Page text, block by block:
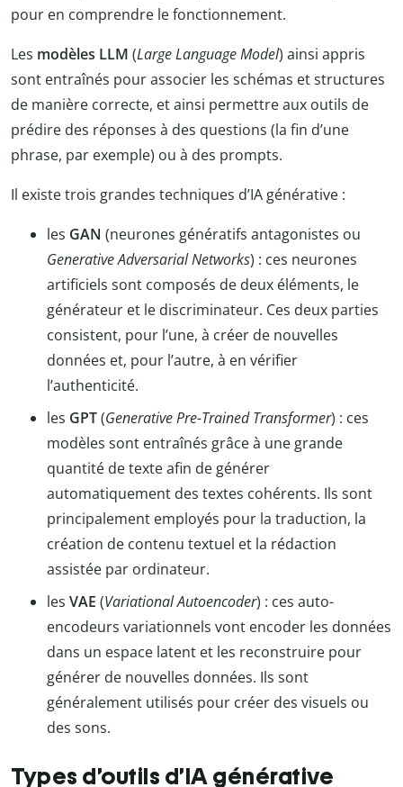
pour en comprendre le fonctionnement.
Les modèles LLM (Large Language Model) ainsi appris
sont entraînés pour associer les schémas et structures
de manière correcte, et ainsi permettre aux outils de
prédire des réponses à des questions (la fin d’une
phrase, par exemple) ou à des prompts.
Il existe trois grandes techniques d’IA générative :
les GAN (neurones génératifs antagonistes ou
Generative Adversarial Networks) : ces neurones
artificiels sont composés de deux éléments, le
générateur et le discriminateur. Ces deux parties
consistent, pour l’une, à créer de nouvelles
données et, pour l’autre, à en vérifier
l’authenticité.
les GPT(Generative Pre-Trained Transformer) : ces
modèles sont entraînés grâce à une grande
quantité de texte afin de générer
automatiquement des textes cohérents. Ils sont
principalement employés pour la traduction, la
création de contenu textuel et la rédaction
assistée par ordinateur.
les VAE (Variational Autoencoder) : ces auto-
encodeurs variationnels vont encoder les données
dans un espace latent et les reconstruire pour
générer de nouvelles données. Ils sont
généralement utilisés pour créer des visuels ou
des sons.
Types d’outils d’IA générative